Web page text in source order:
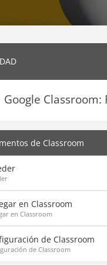
Google
de Classroom
en Classroom
en Classroom
de Classroom
de Classroom